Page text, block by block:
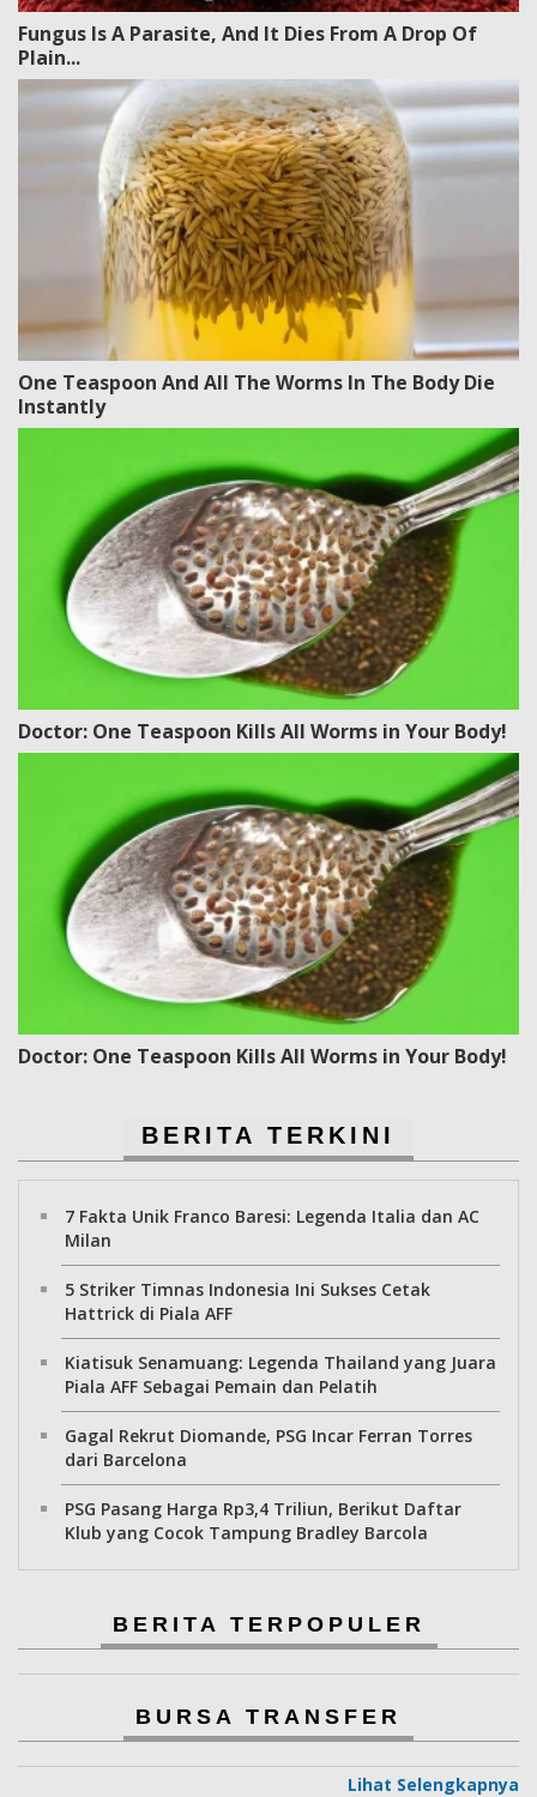
Fungus Is A Parasite, And It Dies From A Drop Of
Plain...
One Teaspoon And All The Worms In The Body Die
Instantly
Doctor: One Teaspoon Kills All Worms in Your Body!
Doctor: One Teaspoon Kills All Worms in Your Body!
BERITA TERKINI
7 Fakta Unik Franco Baresi: Legenda Italia dan AC
Milan
5 Striker Timnas Indonesia Ini Sukses Cetak
Hattrick di Piala AFF
Kiatisuk Senamuang: Legenda Thailand yang Juara
Piala AFF Sebagai Pemain dan Pelatih
Gagal Rekrut Diomande, PSG Incar Ferran Torres
dari Barcelona
PSG Pasang Harga Rp3,4 Triliun, Berikut Daftar
Klub yang Cocok Tampung Bradley Barcola
BERITA TERPOPULER
BURSA TRANSFER
Lihat Selengkapnya